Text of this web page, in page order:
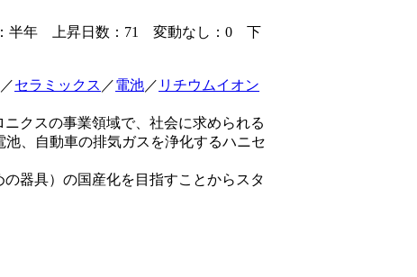
半年 上昇日数：71 変動なし：0 下
／セラミックス ／電池／ リチウムイオン
クスの事業領域で、社会に求められる
、自動車の排気ガスを浄化するハニセ
器具）の国産化を目指すことからスタ